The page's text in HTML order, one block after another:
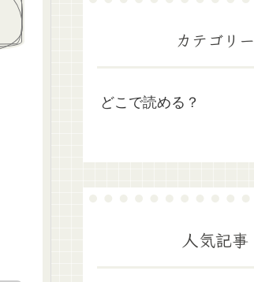
カテゴリー
どこで読める？
人気記事